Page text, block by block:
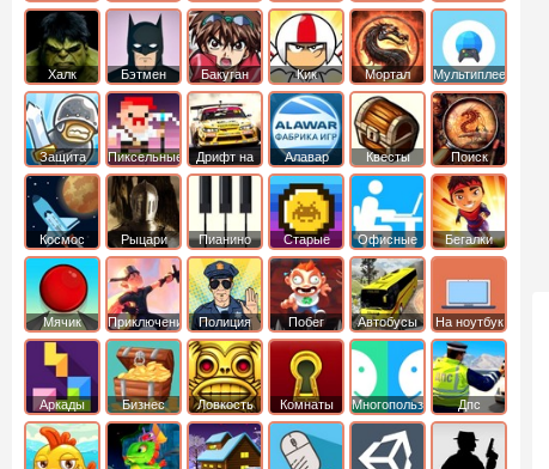
человек
Паук
Халк Бэтмен Бакуган
Кик
Бутовский
Мортал
комбат
Мультиплеер
Защита
королевства
Пиксельные
Дрифт на
машинах
Алавар Квесты
Поиск
предметов
Космос Рыцари Пианино Старые Офисные Бегалки
Мячик Приключения Полиция Побег Автобусы На ноутбук
Аркады
Бизнес
симуляторы
Ловкость Комнаты Многопользовательские
Дпс